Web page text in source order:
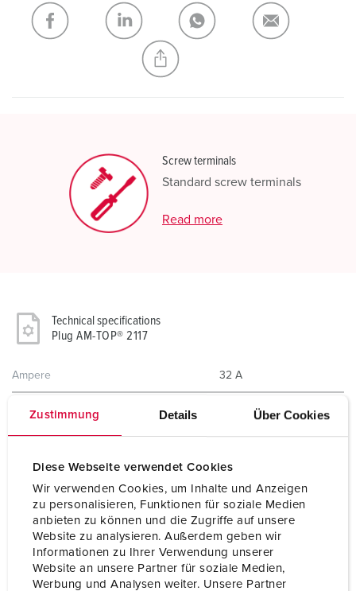
Zustimmung Details Über Cookies
Diese Webseite verwendet Cookies
Wir verwenden Cookies, um Inhalte und Anzeigen
zu personalisieren, Funktionen für soziale Medien
anbieten zu können und die Zugriffe auf unsere
Website zu analysieren. Außerdem geben wir
Informationen zu Ihrer Verwendung unserer
Website an unsere Partner für soziale Medien,
Werbung und Analysen weiter. Unsere Partner
My list ADD
CREATE A NEW LIST
Screw terminals
Standard screw terminals
Read more
Technical specifications
Plug AM-TOP® 2117
Ampere 32 A
Poles
Clock position 3 h
Hertz (DC)
Connection technology Screw terminals
Contact standard